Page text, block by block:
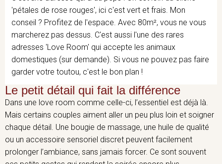
'pétales de rose rouges', ici c'est vert et frais. Mon
conseil ? Profitez de l'espace. Avec 80m², vous ne vous
marcherez pas dessus. C'est aussi l'une des rares
adresses 'Love Room' qui accepte les animaux
domestiques (sur demande). Si vous ne pouvez pas faire
garder votre toutou, c'est le bon plan !
Le petit détail qui fait la différence
Dans une love room comme celle-ci, l’essentiel est déjà là.
Mais certains couples aiment aller un peu plus loin et soigner
chaque détail. Une bougie de massage, une huile de qualité
ou un accessoire sensoriel discret peuvent facilement
prolonger l’ambiance, sans jamais forcer. Ce sont souvent